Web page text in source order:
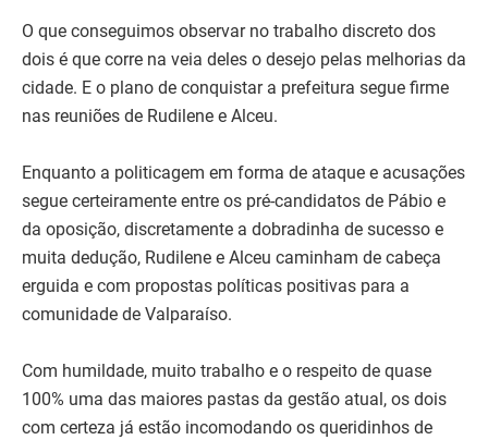
O que conseguimos observar no trabalho discreto dos
dois é que corre na veia deles o desejo pelas melhorias da
cidade. E o plano de conquistar a prefeitura segue firme
nas reuniões de Rudilene e Alceu.
Enquanto a politicagem em forma de ataque e acusações
segue certeiramente entre os pré-candidatos de Pábio e
da oposição, discretamente a dobradinha de sucesso e
muita dedução, Rudilene e Alceu caminham de cabeça
erguida e com propostas políticas positivas para a
comunidade de Valparaíso.
Com humildade, muito trabalho e o respeito de quase
100% uma das maiores pastas da gestão atual, os dois
com certeza já estão incomodando os queridinhos de